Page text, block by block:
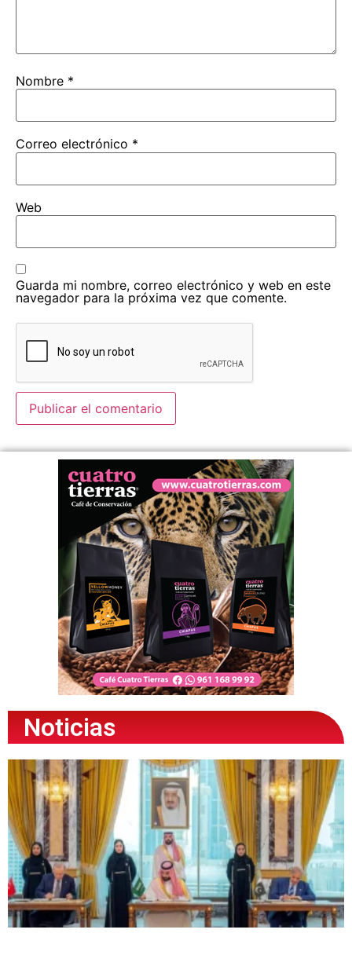
Nombre *
Correo electrónico *
Web
Guarda mi nombre, correo electrónico y web en este
navegador para la próxima vez que comente.
Noticias